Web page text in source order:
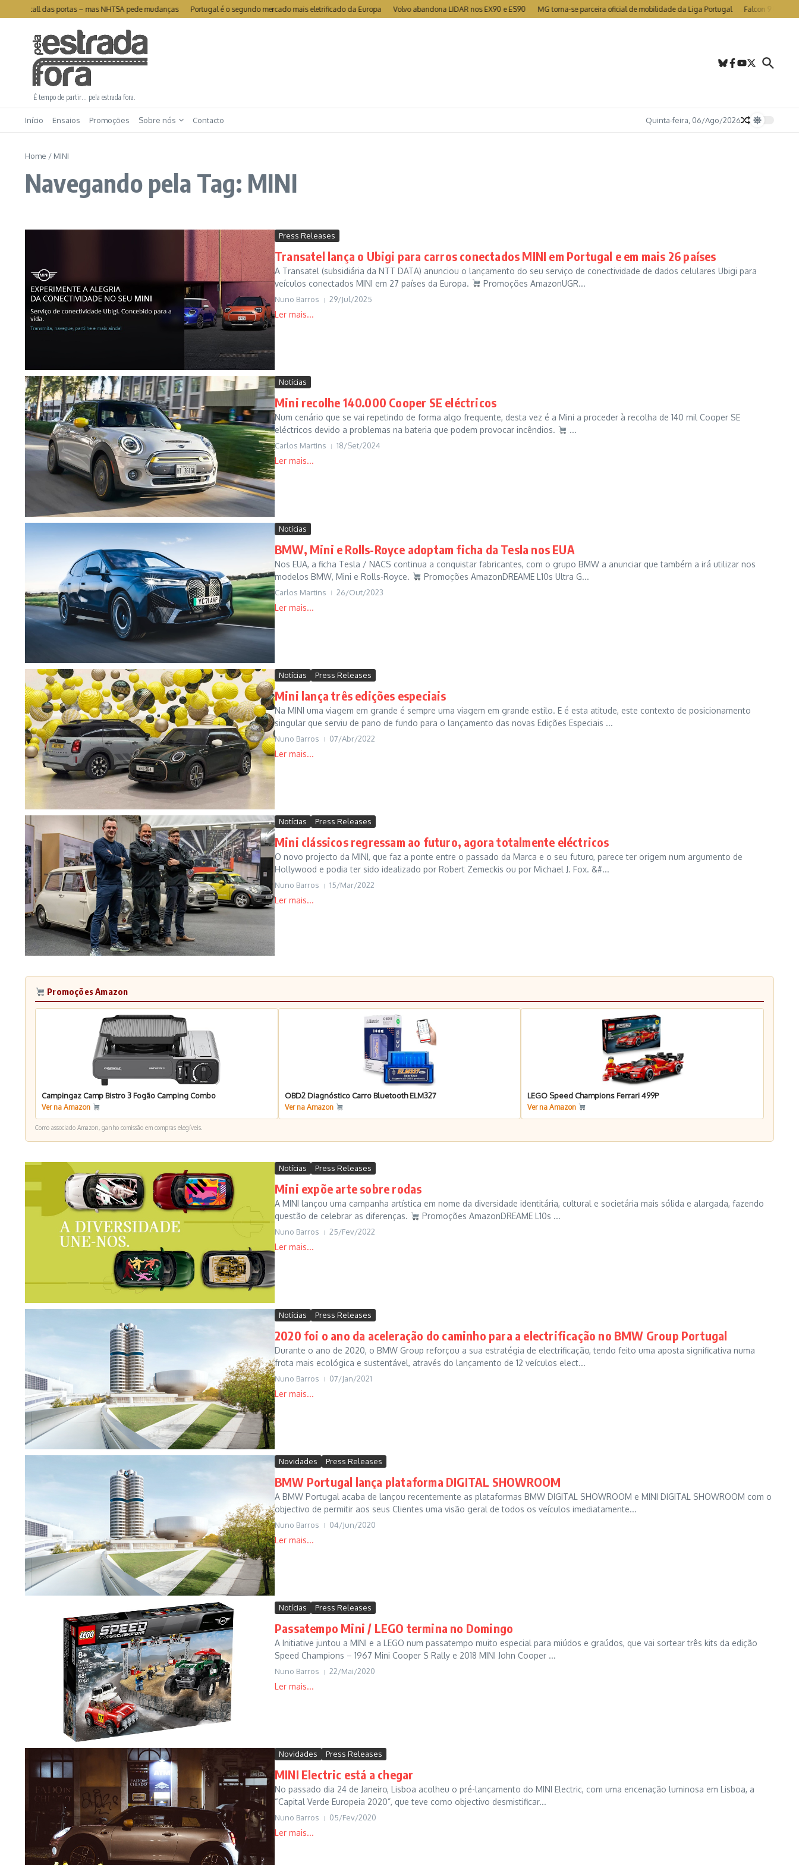
Ir para o conteúdo
das portas – mas NHTSA pede mudanças Portugal é o segundo mercado mais eletrificado da Europa Volvo abandona LIDAR nos EX90 e ES90 MG torna-se parceira oficial de mobilidade da Liga Portugal Falcon 9 colide com a
É tempo de partir… pela estrada fora.
Início Ensaios Promoções Sobre nós Contacto Quinta-feira, 06/Ago/2026
Home / MINI
Navegando pela Tag: MINI
Press Releases
Transatel lança o Ubigi para carros conectados MINI em Portugal e em mais 26 países
A Transatel (subsidiária da NTT DATA) anunciou o lançamento do seu serviço de conectividade de dados celulares Ubigi para
veículos conectados MINI em 27 países da Europa.
Promoções AmazonUGR...
Nuno Barros 29/Jul/2025
Notícias
Mini recolhe 140.000 Cooper SE eléctricos
Num cenário que se vai repetindo de forma algo frequente, desta vez é a Mini a proceder à recolha de 140 mil Cooper SE
eléctricos devido a problemas na bateria que podem provocar incêndios.
...
Carlos Martins 18/Set/2024
Notícias
BMW, Mini e Rolls-Royce adoptam ficha da Tesla nos EUA
Nos EUA, a ficha Tesla / NACS continua a conquistar fabricantes, com o grupo BMW a anunciar que também a irá utilizar nos
modelos BMW, Mini e Rolls-Royce.
Promoções AmazonDREAME L10s Ultra G...
Carlos Martins 26/Out/2023
Notícias Press Releases
Mini lança três edições especiais
Na MINI uma viagem em grande é sempre uma viagem em grande estilo. E é esta atitude, este contexto de posicionamento
singular que serviu de pano de fundo para o lançamento das novas Edições Especiais ...
Nuno Barros 07/Abr/2022
Notícias Press Releases
Mini clássicos regressam ao futuro, agora totalmente eléctricos
O novo projecto da MINI, que faz a ponte entre o passado da Marca e o seu futuro, parece ter origem num argumento de
Hollywood e podia ter sido idealizado por Robert Zemeckis ou por Michael J. Fox. &#...
Nuno Barros 15/Mar/2022
Promoções Amazon
Campingaz Camp Bistro 3 Fogão Camping Combo
Ver na Amazon
OBD2 Diagnóstico Carro Bluetooth ELM327
Ver na Amazon
LEGO Speed Champions Ferrari 499P
Ver na Amazon
Como associado Amazon, ganho comissão em compras elegíveis.
Notícias Press Releases
Mini expõe arte sobre rodas
A MINI lançou uma campanha artística em nome da diversidade identitária, cultural e societária mais sólida e alargada, fazendo
questão de celebrar as diferenças.
Promoções AmazonDREAME L10s ...
Nuno Barros 25/Fev/2022
Notícias Press Releases
2020 foi o ano da aceleração do caminho para a electrificação no BMW Group Portugal
Durante o ano de 2020, o BMW Group reforçou a sua estratégia de electrificação, tendo feito uma aposta significativa numa
frota mais ecológica e sustentável, através do lançamento de 12 veículos elect...
Nuno Barros 07/Jan/2021
Novidades Press Releases
BMW Portugal lança plataforma DIGITAL SHOWROOM
A BMW Portugal acaba de lançou recentemente as plataformas BMW DIGITAL SHOWROOM e MINI DIGITAL SHOWROOM com o
objectivo de permitir aos seus Clientes uma visão geral de todos os veículos imediatamente...
Nuno Barros 04/Jun/2020
Notícias Press Releases
Passatempo Mini / LEGO termina no Domingo
A Initiative juntou a MINI e a LEGO num passatempo muito especial para miúdos e graúdos, que vai sortear três kits da edição
Speed Champions – 1967 Mini Cooper S Rally e 2018 MINI John Cooper ...
Nuno Barros 22/Mai/2020
Novidades Press Releases
MINI Electric está a chegar
No passado dia 24 de Janeiro, Lisboa acolheu o pré-lançamento do MINI Electric, com uma encenação luminosa em Lisboa, a
“Capital Verde Europeia 2020”, que teve como objectivo desmistificar...
Nuno Barros 05/Fev/2020